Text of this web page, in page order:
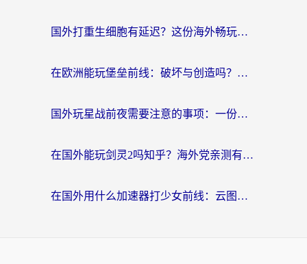
国外打重生细胞有延迟？这份海外畅玩国服游戏加速器终极指南请收好
在欧洲能玩堡垒前线：破坏与创造吗？海外党国服游戏不卡顿的秘密
国外玩星战前夜需要注意的事项：一份来自老玩家的网络生存指南
在国外能玩剑灵2吗知乎？海外党亲测有效的国服游戏加速指南
在国外用什么加速器打少女前线：云图计划不卡？一个老玩家的掏心分享